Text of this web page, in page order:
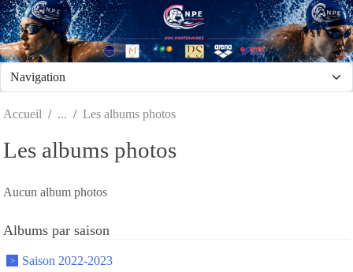
Accueil Les albums photos
Les albums photos
Aucun album photos
Albums par saison
Saison 2022-2023
Panneau de gestion des cookies